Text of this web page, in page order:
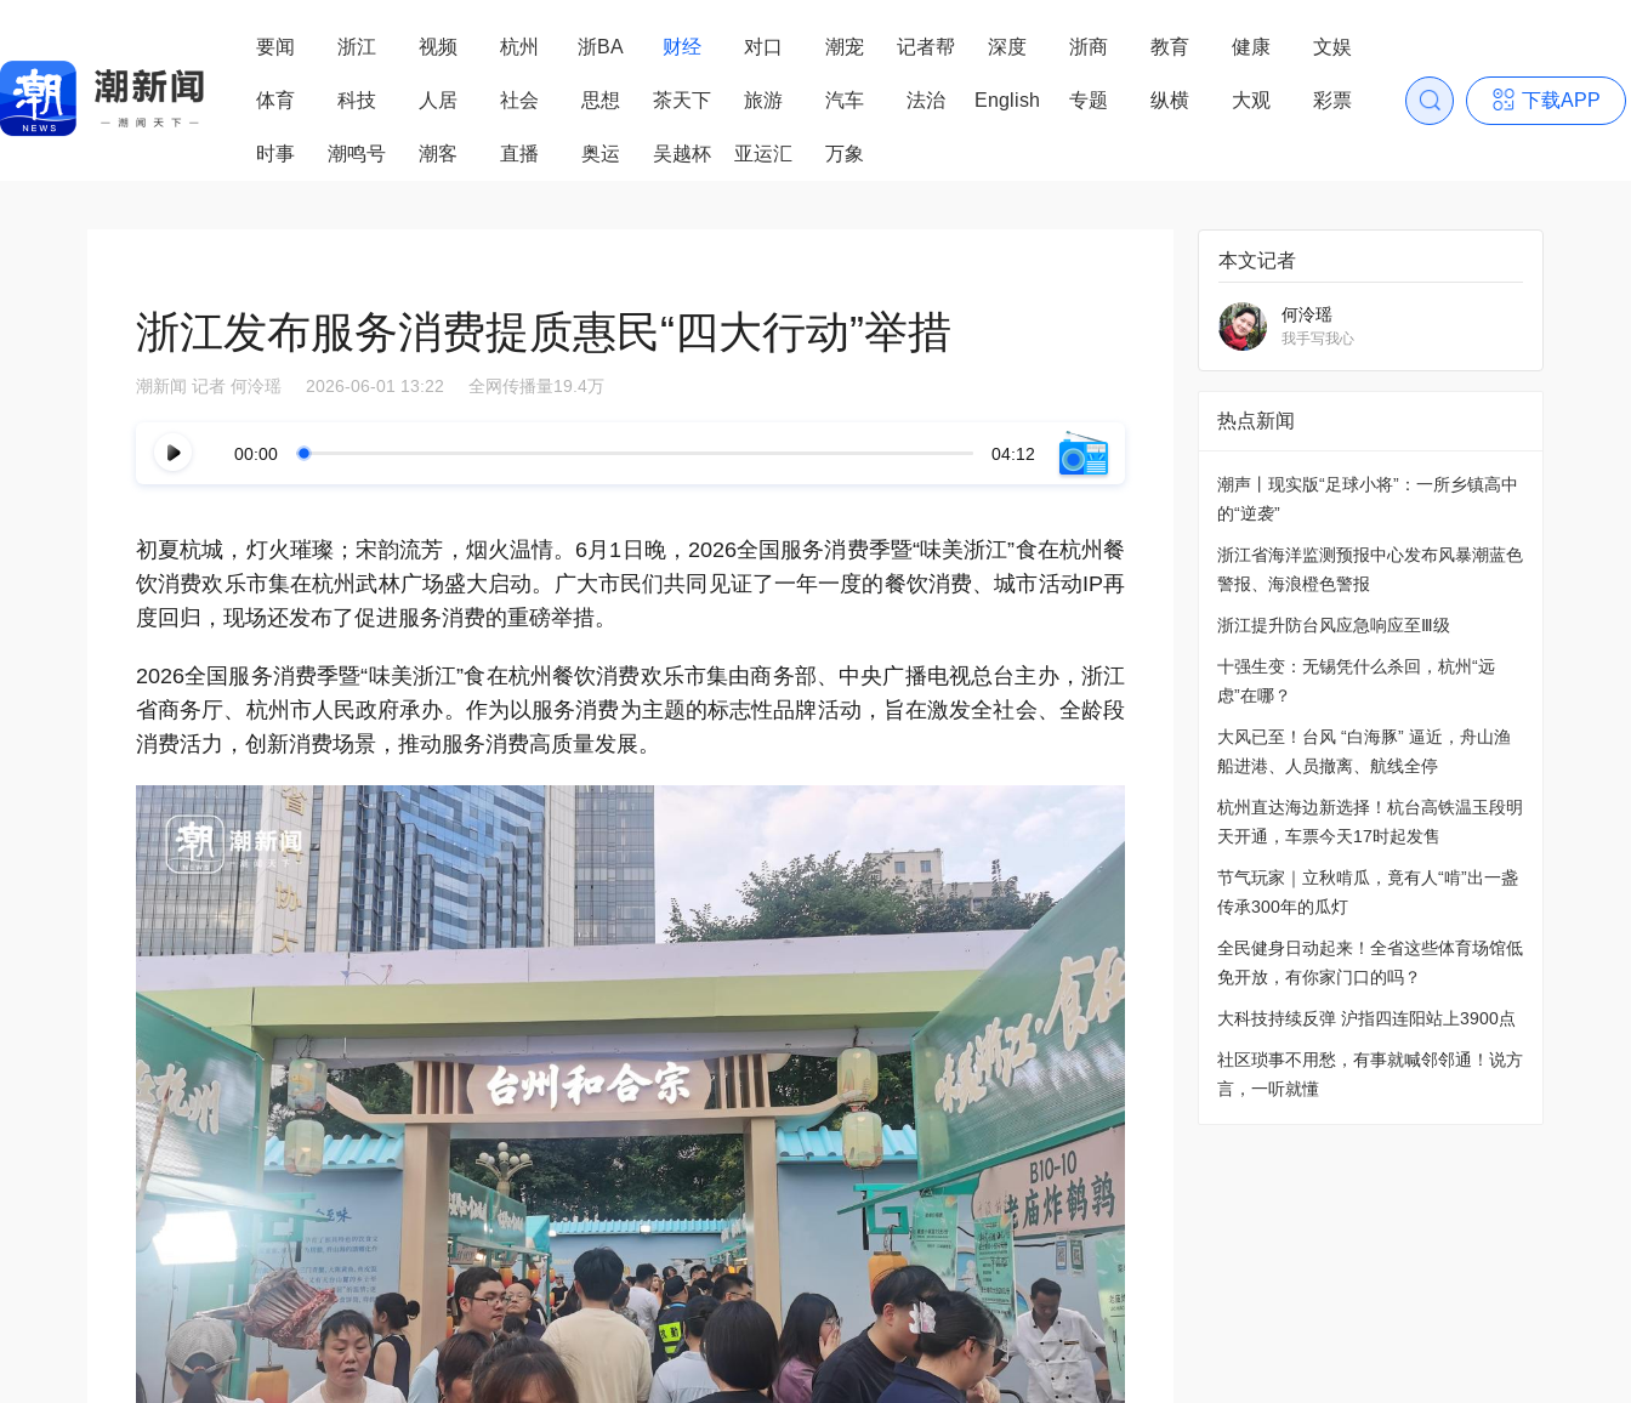
要闻 浙江 视频 杭州 浙BA 财经 对口 潮宠 记者帮 深度 浙商 教育 健康 文娱
体育 科技 人居 社会 思想 茶天下 旅游 汽车 法治 English 专题 纵横 大观 彩票
时事 潮鸣号 潮客 直播 奥运 吴越杯 亚运汇 万象
下载APP
浙江发布服务消费提质惠民“四大行动”举措
潮新闻 记者 何泠瑶 2026-06-01 13:22 全网传播量19.4万
00:00 04:12
初夏杭城，灯火璀璨；宋韵流芳，烟火温情。6月1日晚，2026全国服务消费季暨“味美浙江”食在杭州餐
饮消费欢乐市集在杭州武林广场盛大启动。广大市民们共同见证了一年一度的餐饮消费、城市活动IP再
度回归，现场还发布了促进服务消费的重磅举措。
2026全国服务消费季暨“味美浙江”食在杭州餐饮消费欢乐市集由商务部、中央广播电视总台主办，浙江
省商务厅、杭州市人民政府承办。作为以服务消费为主题的标志性品牌活动，旨在激发全社会、全龄段
消费活力，创新消费场景，推动服务消费高质量发展。
本文记者
何泠瑶
我手写我心
热点新闻
潮声丨现实版“足球小将”：一所乡镇高中
的“逆袭”
浙江省海洋监测预报中心发布风暴潮蓝色
警报、海浪橙色警报
浙江提升防台风应急响应至Ⅲ级
十强生变：无锡凭什么杀回，杭州“远
虑”在哪？
大风已至！台风 “白海豚” 逼近，舟山渔
船进港、人员撤离、航线全停
杭州直达海边新选择！杭台高铁温玉段明
天开通，车票今天17时起发售
节气玩家｜立秋啃瓜，竟有人“啃”出一盏
传承300年的瓜灯
全民健身日动起来！全省这些体育场馆低
免开放，有你家门口的吗？
大科技持续反弹 沪指四连阳站上3900点
社区琐事不用愁，有事就喊邻邻通！说方
言，一听就懂